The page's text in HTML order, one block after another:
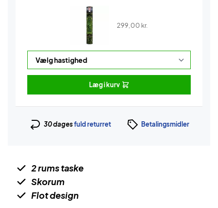
299,00 kr.
Læg i kurv
30 dagesfuld returret Betalingsmidler
2 rums taske
Skorum
Flot design